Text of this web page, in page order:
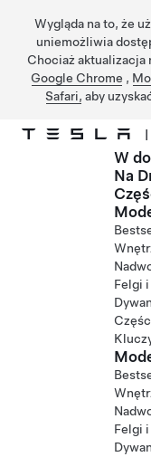
Wygląda na to, że
uniemożliwia
Chociaż aktualizacja
Google Chrome ,
Safari, aby
Przejdź do głównej
|
W
Na
Felgi
Felgi